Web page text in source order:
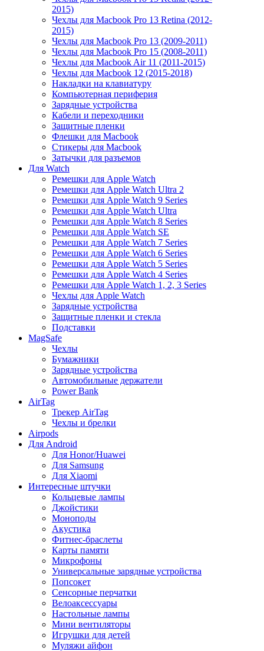
2015)
Чехлы для Macbook Pro 13 Retina (2012-
2015)
Чехлы для Macbook Pro 13 (2009-2011)
Чехлы для Macbook Pro 15 (2008-2011)
Чехлы для Macbook Air 11 (2011-2015)
Чехлы для Macbook 12 (2015-2018)
Накладки на клавиатуру
Компьютерная периферия
Зарядные устройства
Кабели и переходники
Защитные пленки
Флешки для Macbook
Стикеры для Macbook
Затычки для разъемов
Для Watch
Ремешки для Apple Watch
Ремешки для Apple Watch Ultra 2
Ремешки для Apple Watch 9 Series
Ремешки для Apple Watch Ultra
Ремешки для Apple Watch 8 Series
Ремешки для Apple Watch SE
Ремешки для Apple Watch 7 Series
Ремешки для Apple Watch 6 Series
Ремешки для Apple Watch 5 Series
Ремешки для Apple Watch 4 Series
Ремешки для Apple Watch 1, 2, 3 Series
Чехлы для Apple Watch
Зарядные устройства
Защитные пленки и стекла
Подставки
MagSafe
Чехлы
Бумажники
Зарядные устройства
Автомобильные держатели
Power Bank
AirTag
Трекер AirTag
Чехлы и брелки
Airpods
Для Android
Для Honor/Huawei
Для Samsung
Для Xiaomi
Интересные штучки
Кольцевые лампы
Джойстики
Моноподы
Акустика
Фитнес-браслеты
Карты памяти
Микрофоны
Универсальные зарядные устройства
Попсокет
Сенсорные перчатки
Велоаксессуары
Настольные лампы
Мини вентиляторы
Игрушки для детей
Муляжи айфон